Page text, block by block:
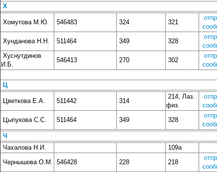
Х
Хомутова М.Ю. 546483 324 321
Хунданова Н.Н.
511464 349 328
Хуснутдинов
И.Б.
546413 270 302
Ц
Цветкова Е.А. 511442 314
214, Лаз.
физ.
Цыпукова С.С.
511464 349 328
Ч
Чахалова Н.И.
109а
Чернышова О.М. 546428 228 218